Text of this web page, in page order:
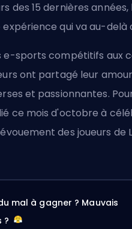
des 15 dernières
expérience qui va au-delà
e-sports compétitifs aux
ont partagé leur
et passionnantes.
ce mois d'octobre à
des joueurs de
mal à gagner ? Mauvais
?